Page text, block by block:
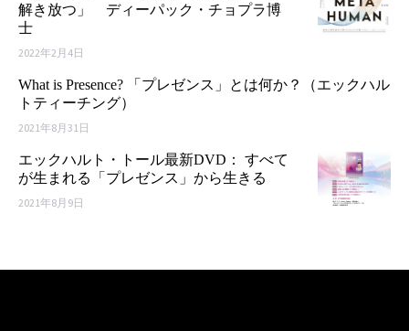
解き放つ」 ディーパック・チョプラ博
士
2022年2月4日
What is Presence? 「プレゼンス」とは何か？（エックハル
トティーチング）
2021年8月31日
エックハルト・トール最新DVD： すべて
が生まれる「プレゼンス」から生きる
2021年8月9日